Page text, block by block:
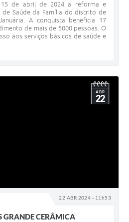
15 de abril de 2024 a reforma e
de Saúde da Família do distrito de
A conquista beneficia 17
de mais de 5000 pessoas. O
aos serviços básicos de saúde e
22 ABR 2024 - 11h53
ABR
22
GRANDE CERÂMICA